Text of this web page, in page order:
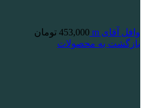
وافل آقای m 453,000 تومان
بازگشت به محصولات